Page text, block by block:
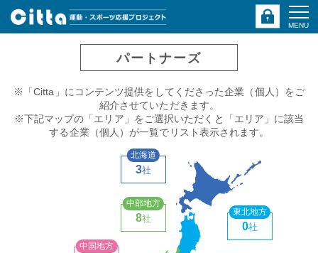
MENU
パートナーズ
※「Citta」にコンテンツ提供をしてくださった企業（個人）をご
紹介させていただきます。
※下記マップの「エリア」をご選択いただくと「エリア」に該当
する企業（個人）が一覧でリスト表示されます。
北海道
3社
東北地方
0社
中部地方
8社
中国地方